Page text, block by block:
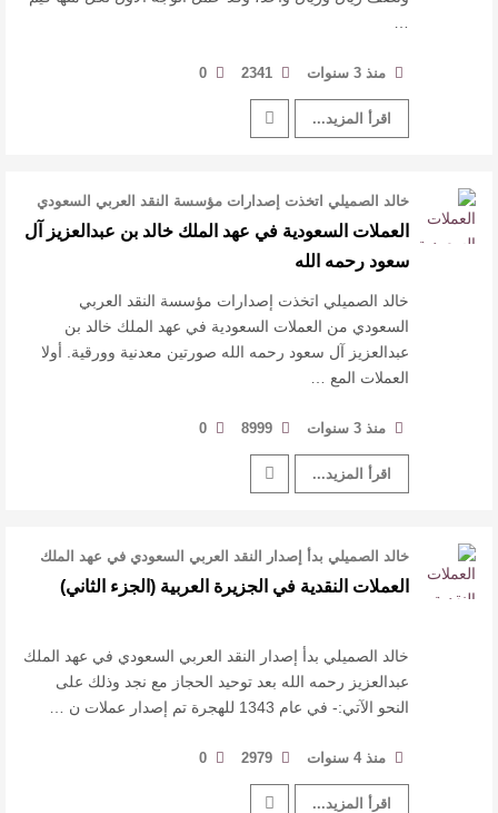
منذ 3 سنوات 2341
0
اقرأ المزيد...
خالد الصميلي اتخذت إصدارات مؤسسة النقد العربي السعودي
من العملات السعودية في عهد …
العملات السعودية في عهد الملك خالد بن عبدالعزيز آل
سعود رحمه الله
خالد الصميلي اتخذت إصدارات مؤسسة النقد العربي
السعودي من العملات السعودية في عهد الملك خالد بن
عبدالعزيز آل سعود رحمه الله صورتين معدنية وورقية. أولا
العملات المع …
منذ 3 سنوات 8999
0
اقرأ المزيد...
خالد الصميلي بدأ إصدار النقد العربي السعودي في عهد الملك
عبدالعزيز رحمه الله بعد …
العملات النقدية في الجزيرة العربية (الجزء الثاني)
خالد الصميلي بدأ إصدار النقد العربي السعودي في عهد الملك
عبدالعزيز رحمه الله بعد توحيد الحجاز مع نجد وذلك على
النحو الآتي:- في عام 1343 للهجرة تم إصدار عملات ن …
منذ 4 سنوات 2979
0
اقرأ المزيد...